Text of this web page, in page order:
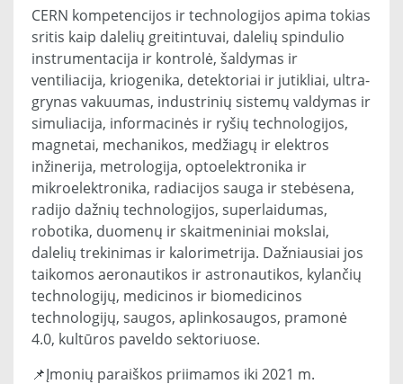
CERN kompetencijos ir technologijos apima tokias
sritis kaip dalelių greitintuvai, dalelių spindulio
instrumentacija ir kontrolė, šaldymas ir
ventiliacija, kriogenika, detektoriai ir jutikliai, ultra-
grynas vakuumas, industrinių sistemų valdymas ir
simuliacija, informacinės ir ryšių technologijos,
magnetai, mechanikos, medžiagų ir elektros
inžinerija, metrologija, optoelektronika ir
mikroelektronika, radiacijos sauga ir stebėsena,
radijo dažnių technologijos, superlaidumas,
robotika, duomenų ir skaitmeniniai mokslai,
dalelių trekinimas ir kalorimetrija. Dažniausiai jos
taikomos aeronautikos ir astronautikos, kylančių
technologijų, medicinos ir biomedicinos
technologijų, saugos, aplinkosaugos, pramonė
4.0, kultūros paveldo sektoriuose.
📌Įmonių paraiškos priimamos iki 2021 m.